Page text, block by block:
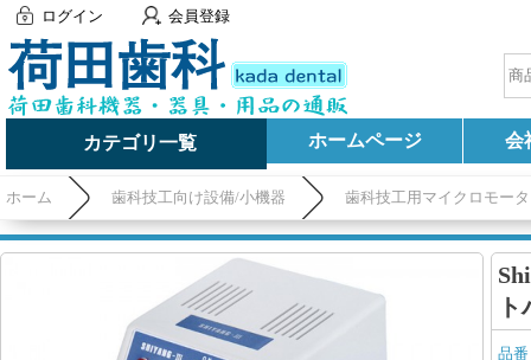
ログイン 会員登録
カテゴリ一覧 ホームページ 会
ホーム 歯科技工向け設備/小機器 歯科技工用マイクロモー
品